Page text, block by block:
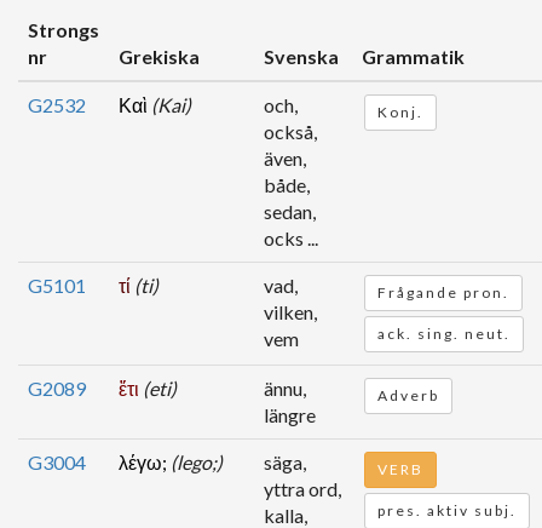
Strongs
nr
Grekiska Svenska Grammatik
G2532 Καὶ (Kai)
och,
också,
även,
både,
sedan,
ocks ...
Konj.
G5101 τί (ti)
vad,
vilken,
vem
Frågande pron.
ack. sing. neut.
G2089 ἔτι (eti)
ännu,
längre
Adverb
G3004 λέγω; (lego;)
säga,
yttra ord,
kalla,
VERB
pres. aktiv subj.